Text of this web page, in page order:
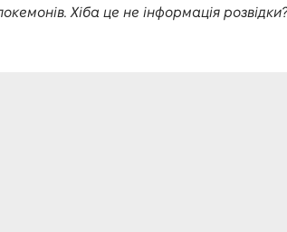
Хіба це не інформація